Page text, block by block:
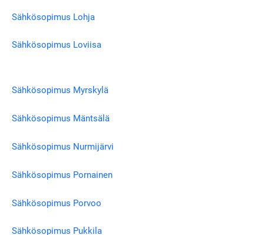
Sähkösopimus Lohja
Sähkösopimus Loviisa
Sähkösopimus Myrskylä
Sähkösopimus Mäntsälä
Sähkösopimus Nurmijärvi
Sähkösopimus Pornainen
Sähkösopimus Porvoo
Sähkösopimus Pukkila